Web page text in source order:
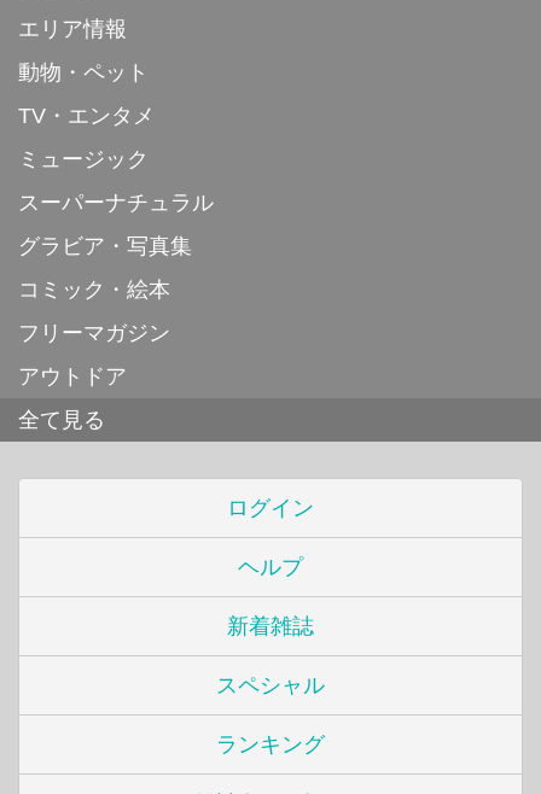
エリア情報
動物・ペット
TV・エンタメ
ミュージック
スーパーナチュラル
グラビア・写真集
コミック・絵本
フリーマガジン
アウトドア
全て見る
ログイン
ヘルプ
新着雑誌
スペシャル
ランキング